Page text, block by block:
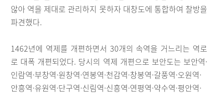
않아 역을 제대로 관리하지 못하자 대창도에 통합하여 찰방을
파견했다.
1462년에 역제를 개편하면서 30개의 속역을 거느리는 역로
로 대폭 개편되었다. 당시의 역제 개편으로 보안도는 보안역·
인람역·부창역·원창역·연봉역·천감역·창봉역·갈풍역·오원역·
안흥역·유원역·단구역·신림역·신흥역·연평역·약수역·평안역·